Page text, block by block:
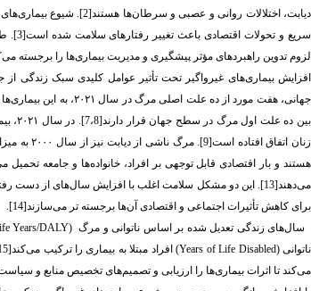
دیابت، اختلالات
سریع و تحولات اقتصادی باعث تغییر رفتارهای سلامت شده‌ است[3]. طبق گزارش سازمان جهانی بهداشت، بیماری‌های غیرواگیر مسئول حدود ۷۱
لزوم تدوین راهبردهای مؤثر پیشگیری و مدیریت بیماری‌ها را برجسته
افزایش بیماری‌های غیرواگیر
زنان اتفاق افتاده است[9]. مرگ ناشی از دیابت نیز از سال ۲۰۰۰ به میزان ۹۵
می‌دهند[13]. این دو مشکل سلامت اغلب با افزایش سال‌های از
برای کاهش تأثیرات اجتماعی و اقتصادی آن‌ها برجسته تر می‌سازند[14].
سال‌های زندگی تعدیل شده بر اساس ناتوانی و مرگ (
DALY
/
Years
ناتوانی(Years of Life Disabled)افراد مبتلا به بیماری را ترکیب می‌کند[15]. هر
می‌کند تا اثرات بیماری‌ها را ارزیابی و تصمیم‌های تخصیص منابع و